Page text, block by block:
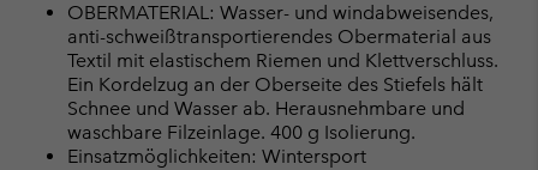
OBERMATERIAL: Wasser- und windabweisendes,
anti-schweißtransportierendes Obermaterial aus
Textil mit elastischem Riemen und Klettverschluss.
Ein Kordelzug an der Oberseite des Stiefels hält
Schnee und Wasser ab. Herausnehmbare und
waschbare Filzeinlage. 400 g Isolierung.
Einsatzmöglichkeiten: Wintersport